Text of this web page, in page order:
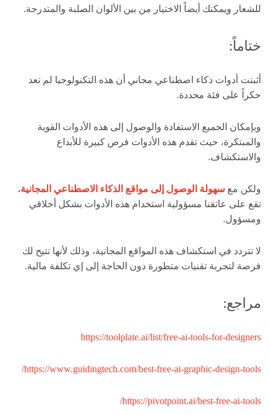
للشعار ويمكنك أيضاً الاختيار من بين الألوان الصلبة والمتدرجة.
ختاماً:
أثبتت أدوات ذكاء اصطناعي مجاني أن هذه التكنولوجيا لم تعد
حكراً على فئة محددة.
وبإمكان الجميع الاستفادة والوصول إلى هذه الأدوات القوية
والمبتكرة، حيث تقدم هذه الأدوات فرص كبيرة للأبداع
والاستكشاف.
ولكن مع سهولة الوصول إلى مواقع الذكاء الاصطناعي المجانية،
تقع على عاتقنا مسؤولية استخدام هذه الأدوات بشكل أخلاقي
ومسؤول.
لا تتردد في استكشاف هذه المواقع المجانية، وذلك لأنها تتيح لك
فرصة لتجربة تقنيات متطورة دون الحاجة إلى إي تكلفة مالية.
مراجع:
https://toolplate.ai/list/free-ai-tools-for-designers
https://www.guidingtech.com/best-free-ai-graphic-design-tools/
https://pivotpoint.ai/best-free-ai-tools/